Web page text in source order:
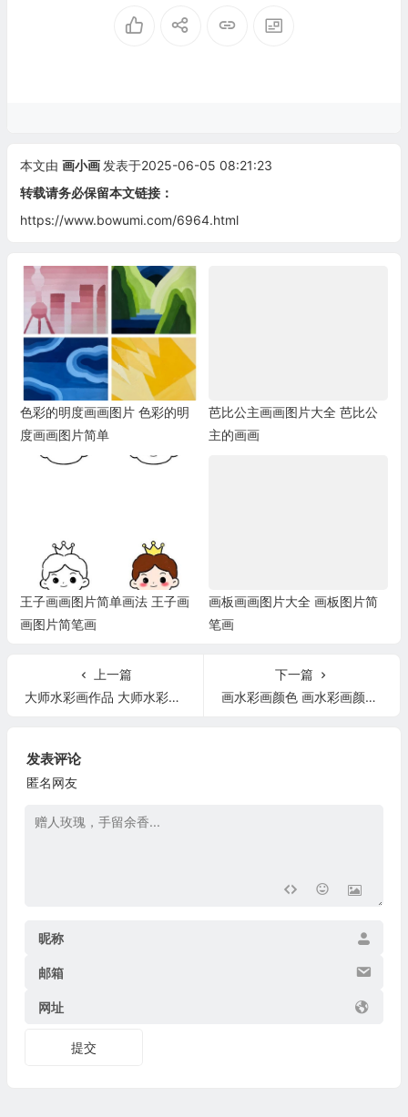
本文由 画小画 发表于2025-06-05 08:21:23
转载请务必保留本文链接：
https://www.bowumi.com/6964.html
色彩的明度画画图片 色彩的明
度画画图片简单
芭比公主画画图片大全 芭比公
主的画画
王子画画图片简单画法 王子画
画图片简笔画
画板画画图片大全 画板图片简
笔画
上一篇
大师水彩画作品 大师水彩画作品图片
下一篇
画水彩画颜色 画水彩画颜色怎么调
发表评论
匿名网友
昵称
邮箱
网址
提交